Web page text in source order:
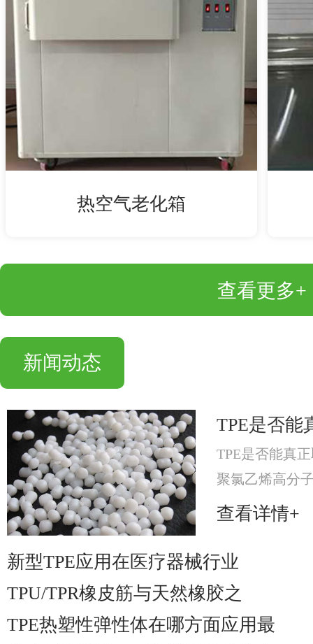
热空气老化箱
查看更多+
新闻动态
TPE是否能
TPE是否能真
聚氯乙烯高分
分，提升材料
查看详情+
新型TPE应用在医疗器械行业
TPU/TPR橡皮筋与天然橡胶之
TPE热塑性弹性体在哪方面应用最